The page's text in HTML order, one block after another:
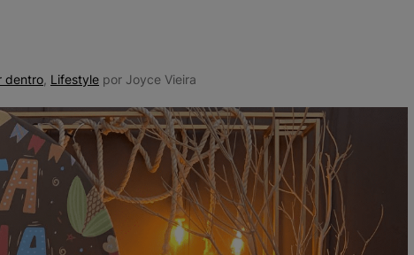
dentro Lifestyle por Joyce Vieira